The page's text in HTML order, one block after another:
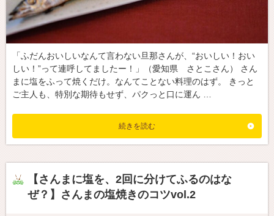
「ふだんおいしいなんて言わない旦那さんが、“おいしい！おい
しい！”って連呼してましたー！」（愛知県 さとこさん） さん
まに塩をふって焼くだけ。なんてことない料理のはず。 きっと
ご主人も、特別な期待もせず、パクっと口に運ん …
続きを読む
【さんまに塩を、2回に分けてふるのはな
ぜ？】さんまの塩焼きのコツvol.2